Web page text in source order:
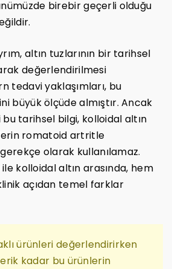
birebir geçerli olduğu
altın tuzlarının bir tarihsel
değerlendirilmesi
tedavi yaklaşımları, bu
büyük ölçüde almıştır. Ancak
bu tarihsel bilgi, kolloidal altın
romatoid artritle
olarak kullanılamaz.
kolloidal altın arasında, hem
açıdan temel farklar
ürünleri değerlendirirken
kadar bu ürünlerin